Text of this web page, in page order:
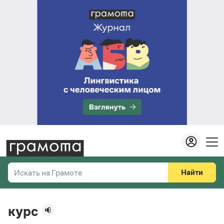
Искать на Грамоте
Справочная служба
Найти
курс